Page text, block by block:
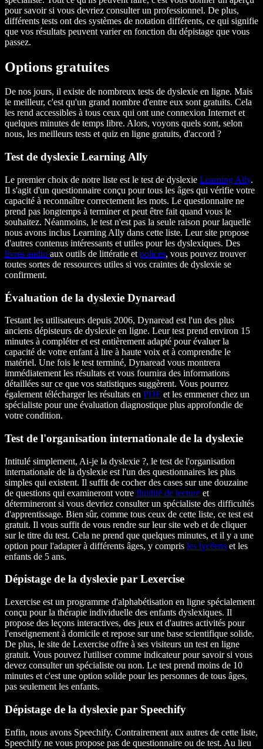
pour savoir si vous devriez consulter un professionnel. De plus,
différents tests ont des systèmes de notation différents, ce qui signifie
que vos résultats peuvent varier en fonction du dépistage que vous
passez.
Options gratuites
De nos jours, il existe de nombreux tests de dyslexie en ligne. Mais
le meilleur, c'est qu'un grand nombre d'entre eux sont gratuits. Cela
les rend accessibles à tous ceux qui ont une connexion Internet et
quelques minutes de temps libre. Alors, voyons quels sont, selon
nous, les meilleurs tests et quiz en ligne gratuits, d'accord ?
Test de dyslexie Learning Ally
Le premier choix de notre liste est le test de dyslexie Learning Ally.
Il s'agit d'un questionnaire conçu pour tous les âges qui vérifie votre
capacité à reconnaître correctement les mots. Le questionnaire ne
prend pas longtemps à terminer et peut être fait quand vous le
souhaitez. Néanmoins, le test n'est pas la seule raison pour laquelle
nous avons inclus Learning Ally dans cette liste. Leur site propose
d'autres contenus intéressants et utiles pour les dyslexiques. Des
livres audio aux outils de littératie et polices, vous pouvez trouver
toutes sortes de ressources utiles si vos craintes de dyslexie se
confirment.
Évaluation de la dyslexie Dynaread
Testant les utilisateurs depuis 2006, Dynaread est l'un des plus
anciens dépisteurs de dyslexie en ligne. Leur test prend environ 15
minutes à compléter et est entièrement adapté pour évaluer la
capacité de votre enfant à lire à haute voix et à comprendre le
matériel. Une fois le test terminé, Dynaread vous montrera
immédiatement les résultats et vous fournira des informations
détaillées sur ce que vos statistiques suggèrent. Vous pourrez
également télécharger les résultats en PDF et les emmener chez un
spécialiste pour une évaluation diagnostique plus approfondie de
votre condition.
Test de l'organisation internationale de la dyslexie
Intitulé simplement, Ai-je la dyslexie ?, le test de l'organisation
internationale de la dyslexie est l'un des questionnaires les plus
simples qui existent. Il suffit de cocher des cases sur une douzaine
de questions qui examineront votre fluidité de lecture et
détermineront si vous devriez consulter un spécialiste des difficultés
d'apprentissage. Bien sûr, comme tous ceux de cette liste, ce test est
gratuit. Il vous suffit de vous rendre sur leur site web et de cliquer
sur le titre du test. Cela ne prend que quelques minutes, et il y a une
option pour l'adapter à différents âges, y compris les lycéens et les
enfants de 5 ans.
Dépistage de la dyslexie par Lexercise
Lexercise est un programme d'alphabétisation en ligne spécialement
conçu pour la thérapie individuelle des enfants dyslexiques. Il
propose des leçons interactives, des jeux et d'autres activités pour
l'enseignement à domicile et repose sur une base scientifique solide.
De plus, le site de Lexercise offre à ses visiteurs un test en ligne
gratuit. Vous pouvez l'utiliser comme indicateur pour savoir si vous
devez consulter un spécialiste ou non. Le test prend moins de 10
minutes et c'est une option solide pour les personnes de tous âges,
pas seulement les enfants.
Dépistage de la dyslexie par Speechify
Enfin, nous avons Speechify. Contrairement aux autres de cette liste,
Speechify ne vous propose pas de questionnaire ou de test. Au lieu